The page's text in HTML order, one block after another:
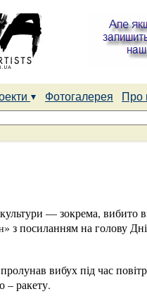
Фотогалерея Про
— зокрема, вибито
» з посиланням на голову
вибух під час
– ракету.